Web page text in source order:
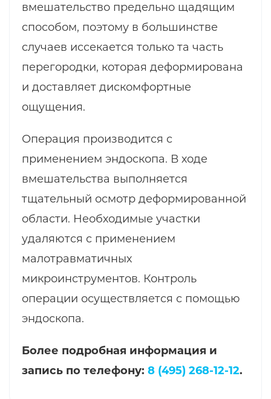
вмешательство предельно щадящим
способом, поэтому в большинстве
случаев иссекается только та часть
перегородки, которая деформирована
и доставляет дискомфортные
ощущения.
Операция производится с
применением эндоскопа. В ходе
вмешательства выполняется
тщательный осмотр деформированной
области. Необходимые участки
удаляются с применением
малотравматичных
микроинструментов. Контроль
операции осуществляется с помощью
эндоскопа.
Более подробная информация и
запись по телефону: 8 (495) 268-12-12.